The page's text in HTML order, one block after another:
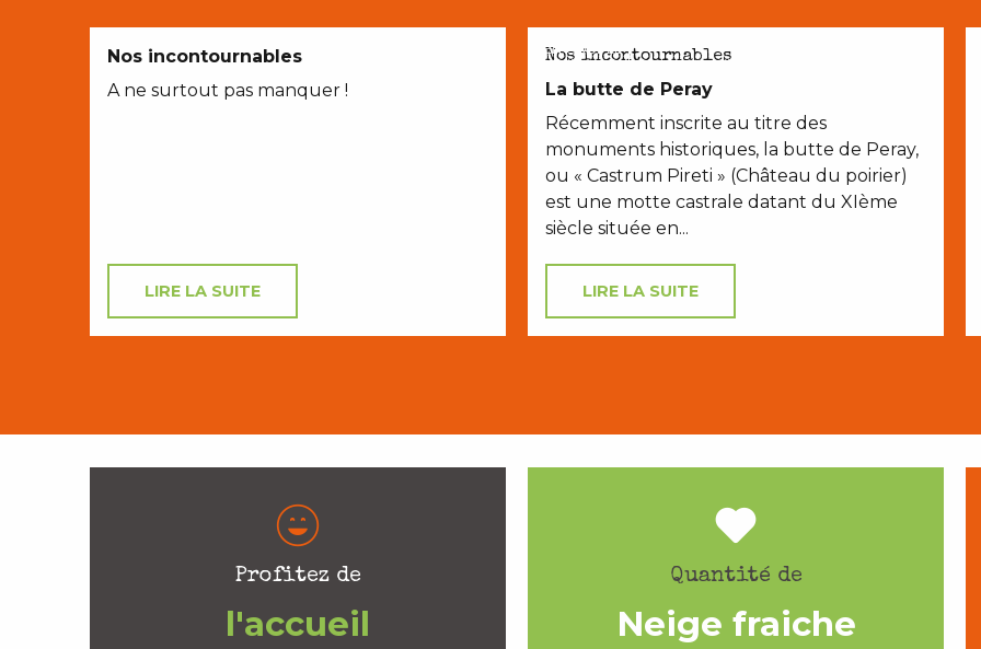
Nos incontournables
A ne surtout pas manquer !
LIRE LA SUITE
EN COUPLE
Nos incontournables
La butte de Peray
Récemment inscrite au titre des
monuments historiques, la butte de Peray,
ou « Castrum Pireti » (Château du poirier)
est une motte castrale datant du XIème
siècle située en...
LIRE LA SUITE
Profitez de
l'accueil
Quantité de
Neige fraiche